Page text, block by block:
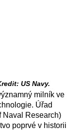
US Navy.
milník ve
Úřad
Naval Research)
poprvé v historii